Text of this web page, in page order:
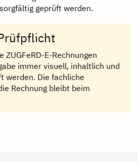
geprüft werden.
E-Rechnungen
immer visuell, inhaltlich und
werden. Die fachliche
Rechnung bleibt beim